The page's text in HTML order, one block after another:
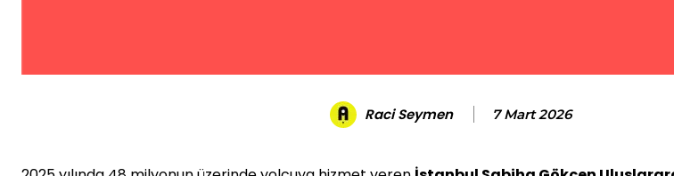
Raci Seymen 7 Mart 2026